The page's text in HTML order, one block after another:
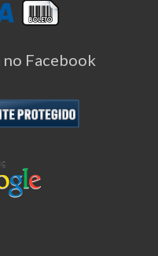
no Facebook